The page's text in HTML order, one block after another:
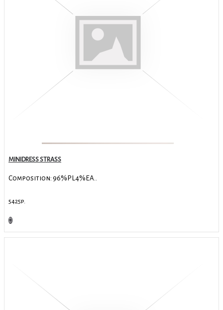
MINIDRESS STRASS
Composition: 96%PL4%EA..
5425р.